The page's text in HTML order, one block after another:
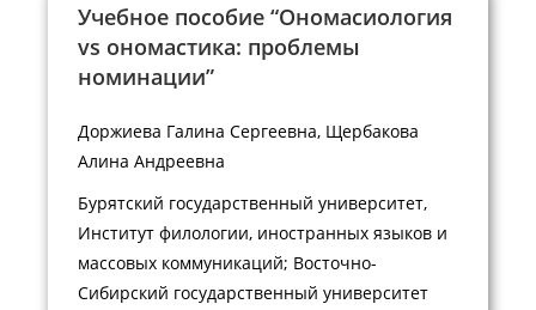
Учебное пособие “Ономасиология
vs ономастика: проблемы
номинации”
Доржиева Галина Сергеевна, Щербакова
Алина Андреевна
Бурятский государственный университет,
Институт филологии, иностранных языков и
массовых коммуникаций; Восточно-
Сибирский государственный университет